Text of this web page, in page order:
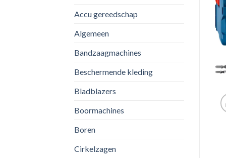
Accu gereedschap
Algemeen
Bandzaagmachines
Beschermende kleding
Bladblazers
Boormachines
Boren
Cirkelzagen